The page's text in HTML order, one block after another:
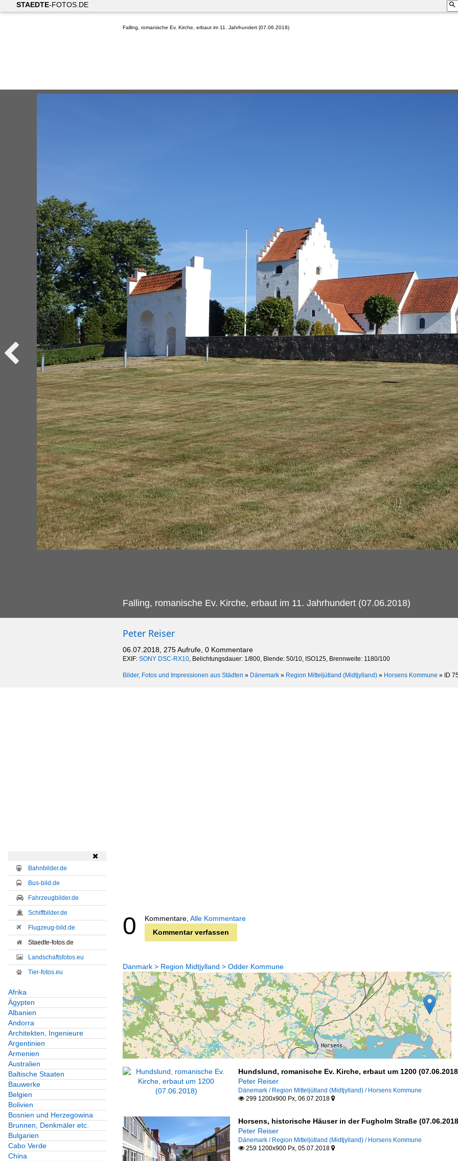
STAEDTE-FOTOS.DE
Falling, romanische Ev. Kirche, erbaut im 11. Jahrhundert (07.06.2018)
Falling, romanische Ev. Kirche, erbaut im 11. Jahrhundert (07.06.2018)
Peter Reiser
06.07.2018, 275 Aufrufe, 0 Kommentare
EXIF: SONY DSC-RX10, Belichtungsdauer: 1/800, Blende: 50/10, ISO125, Brennweite: 1180/100
Bilder, Fotos und Impressionen aus Städten » Dänemark » Region Mitteljütland (Midtjylland) » Horsens Kommune » ID

Bahnbilder.de
Bus-bild.de
Fahrzeugbilder.de
Schiffbilder.de
Flugzeug-bild.de
Staedte-fotos.de
Landschaftsfotos.eu
Tier-fotos.eu
Afrika
Ägypten
Albanien
Andorra
Architekten, Ingenieure
Argentinien
Armenien
Australien
Baltische Staaten
Bauwerke
Belgien
Bolivien
Bosnien und Herzegowina
Brunnen, Denkmäler etc.
Bulgarien
Cabo Verde
China
0 Kommentare, Alle Kommentare
Kommentar verfassen
Danmark > Region Midtjylland > Odder Kommune
Hundslund, romanische Ev. Kirche, erbaut um 1200
Peter Reiser
Dänemark / Region Mitteljütland (Midtjylland) / Horsens Kommune
299 1200x900 Px, 06.07.2018 
Horsens, historische Häuser in der Fugholm Straße
Peter Reiser
Dänemark / Region Mitteljütland (Midtjylland) / Horsens Kommune
259 1200x900 Px, 05.07.2018 